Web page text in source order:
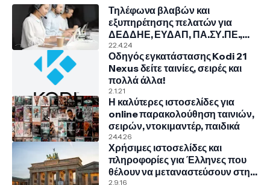
Τηλέφωνα βλαβών και
εξυπηρέτησης πελατών για
ΔΕΔΔΗΕ, ΕΥΔΑΠ, ΠΑ.ΣΥ.ΠΕ.,
COSMOTE, NOVA, VODAFONE
22.4.24
Οδηγός εγκατάστασης Kodi 21
Nexus δείτε ταινίες, σειρές και
πολλά άλλα!
2.1.21
Η καλύτερες ιστοσελίδες για
online παρακολούθηση ταινιών,
σειρών, ντοκιμαντέρ, παιδικά
24.4.26
Χρήσιμες ιστοσελίδες και
πληροφορίες για Έλληνες που
θέλουν να μεταναστεύσουν στην
2.9.16